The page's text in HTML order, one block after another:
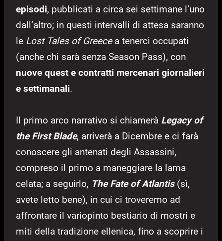
episodi, pubblicati a circa sei settimane l’uno
dall’altro; in questi intervalli di attesa saranno
le Lost Tales of Greecea tenerci occupati
(anche chi sarà senza Season Pass), con
nuove quest e contratti mercenari giornalieri
e settimanali.
Il primo arco narrativo si chiamerà Legacy of
the First Blade, arriverà a Dicembre e ci farà
conoscere gli antenati degli Assassini,
compreso il primo a maneggiare la lama
celata; a seguirlo, The Fate of Atlantis(sì,
avete letto bene), in cui ci troveremo ad
affrontare il variopinto bestiario di mostri e
miti della tradizione ellenica, fino a scoprire i